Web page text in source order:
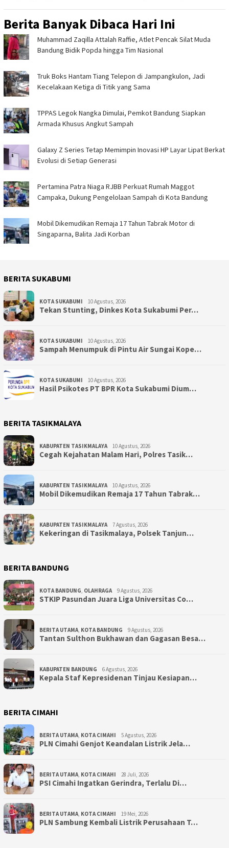
Berita Banyak Dibaca Hari Ini
Muhammad Zaqilla Attalah Raffie, Atlet Pencak Silat Muda
Bandung Bidik Popda hingga Tim Nasional
Truk Boks Hantam Tiang Telepon di Jampangkulon, Jadi
Kecelakaan Ketiga di Titik yang Sama
TPPAS Legok Nangka Dimulai, Pemkot Bandung Siapkan
Armada Khusus Angkut Sampah
Galaxy Z Series Tetap Memimpin Inovasi HP Layar Lipat Berkat
Evolusi di Setiap Generasi
Pertamina Patra Niaga RJBB Perkuat Rumah Maggot
Campaka, Dukung Pengelolaan Sampah di Kota Bandung
Mobil Dikemudikan Remaja 17 Tahun Tabrak Motor di
Singaparna, Balita Jadi Korban
BERITA SUKABUMI
KOTA SUKABUMI 10 Agustus, 2026
Tekan Stunting, Dinkes Kota Sukabumi Per…
KOTA SUKABUMI 10 Agustus, 2026
Sampah Menumpuk di Pintu Air Sungai Kope…
KOTA SUKABUMI 10 Agustus, 2026
Hasil Psikotes PT BPR Kota Sukabumi Dium…
BERITA TASIKMALAYA
KABUPATEN TASIKMALAYA 10 Agustus, 2026
Cegah Kejahatan Malam Hari, Polres Tasik…
KABUPATEN TASIKMALAYA 10 Agustus, 2026
Mobil Dikemudikan Remaja 17 Tahun Tabrak…
KABUPATEN TASIKMALAYA 7 Agustus, 2026
Kekeringan di Tasikmalaya, Polsek Tanjun…
BERITA BANDUNG
KOTA BANDUNG, OLAHRAGA 9 Agustus, 2026
STKIP Pasundan Juara Liga Universitas Co…
BERITA UTAMA, KOTA BANDUNG 9 Agustus, 2026
Tantan Sulthon Bukhawan dan Gagasan Besa…
KABUPATEN BANDUNG 6 Agustus, 2026
Kepala Staf Kepresidenan Tinjau Kesiapan…
BERITA CIMAHI
BERITA UTAMA, KOTA CIMAHI 5 Agustus, 2026
PLN Cimahi Genjot Keandalan Listrik Jela…
BERITA UTAMA, KOTA CIMAHI 28 Juli, 2026
PSI Cimahi Ingatkan Gerindra, Terlalu Di…
BERITA UTAMA, KOTA CIMAHI 19 Mei, 2026
PLN Sambung Kembali Listrik Perusahaan T…